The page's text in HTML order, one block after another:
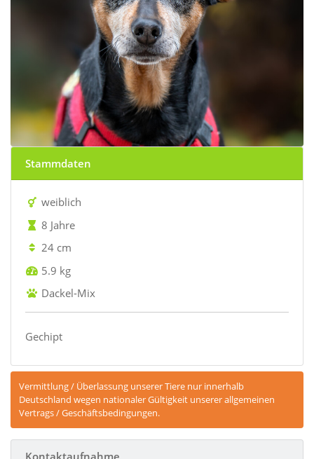
Stammdaten
weiblich
8 Jahre
24 cm
5.9 kg
Dackel-Mix
Gechipt
Vermittlung / Überlassung unserer Tiere nur innerhalb
Deutschland wegen nationaler Gültigkeit unserer allgemeinen
Vertrags / Geschäftsbedingungen.